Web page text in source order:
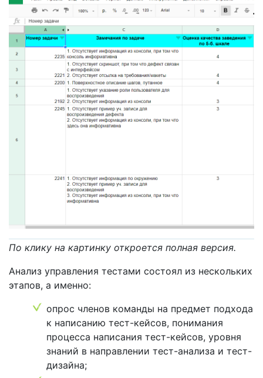
По клику на картинку откроется полная версия.
Анализ управления тестами состоял из нескольких
этапов, а именно:
опрос членов команды на предмет подхода
к написанию тест-кейсов, понимания
процесса написания тест-кейсов, уровня
знаний в направлении тест-анализа и тест-
дизайна;